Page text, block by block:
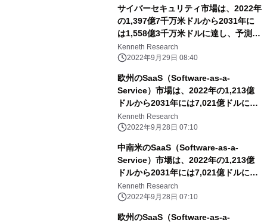
サイバーセキュリティ市場は、2022年
の1,397億7千万米ドルから2031年に
は1,558億3千万米ドルに達し、予測期
間中のCAGRは13.4％となる
Kenneth Research
2022年9月29日 08:40
欧州のSaaS（Software-as-a-
Service）市場は、2022年の1,213億
ドルから2031年には7,021億ドルに達
し、予測期間中のCAGRは18.82%に達
すると予想。
Kenneth Research
2022年9月28日 07:10
中南米のSaaS（Software-as-a-
Service）市場は、2022年の1,213億
ドルから2031年には7,021億ドルに達
し、予測期間中のCAGRは18.82%に達
すると予測。
Kenneth Research
2022年9月28日 07:10
欧州のSaaS（Software-as-a-